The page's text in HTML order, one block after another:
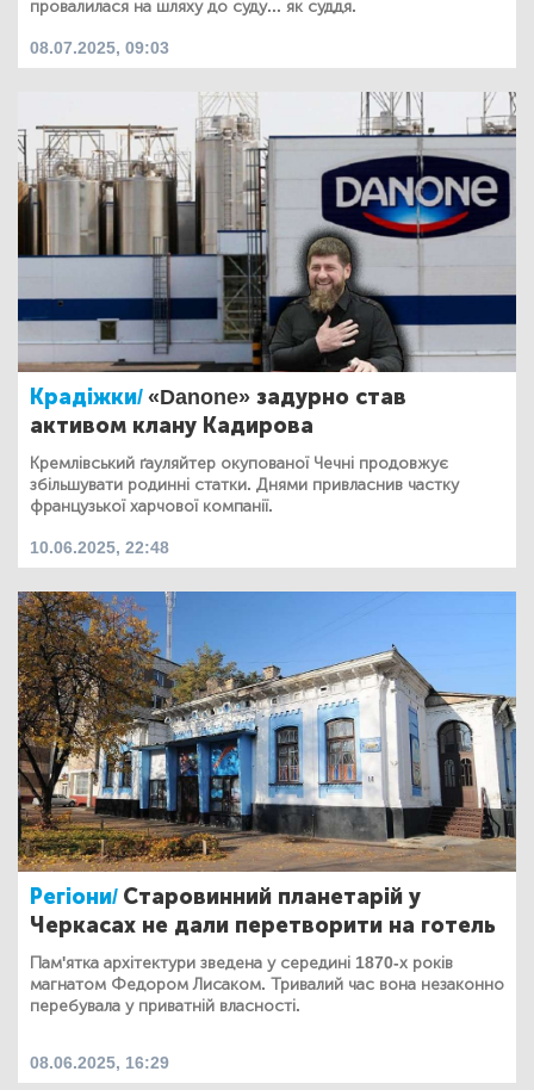
провалилася на шляху до суду... як суддя.
08.07.2025, 09:03
Крадіжки/«Danone» задурно став
активом клану Кадирова
Кремлівський ґауляйтер окупованої Чечні продовжує
збільшувати родинні статки. Днями привласнив частку
французької харчової компанії.
10.06.2025, 22:48
Регіони/ Старовинний планетарій у
Черкасах не дали перетворити на готель
Пам'ятка архітектури зведена у середині 1870-х років
магнатом Федором Лисаком. Тривалий час вона незаконно
перебувала у приватній власності.
08.06.2025, 16:29